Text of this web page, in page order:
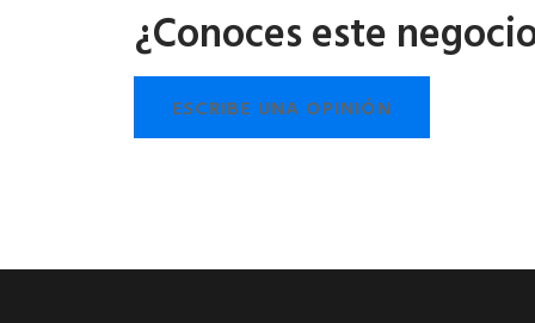
¿Conoces este
ESCRIBE UNA OPINIÓN